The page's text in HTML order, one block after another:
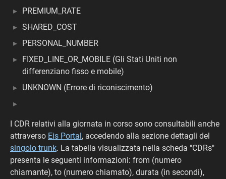
PREMIUM_RATE
SHARED_COST
PERSONAL_NUMBER
FIXED_LINE_OR_MOBILE (Gli Stati Uniti non
differenziano fisso e mobile)
UNKNOWN (Errore di riconiscimento)
I CDR relativi alla giornata in corso sono consultabili anche
attraverso Eis Portal, accedendo alla sezione dettagli del
singolo trunk. La tabella visualizzata nella scheda "CDRs"
presenta le seguenti informazioni: from (numero
chiamante), to (numero chiamato), durata (in secondi),